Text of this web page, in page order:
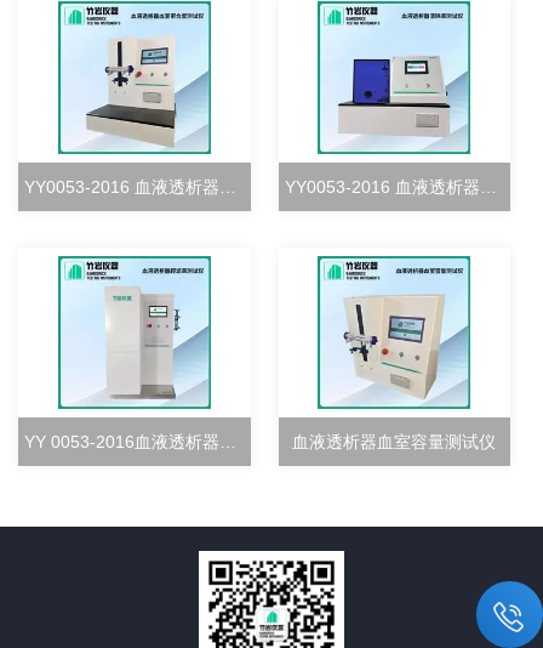
YY0053-2016 血液透析器血室密合度测试仪 YY0053-2016 血液透析器清除率测试仪
YY 0053-2016血液透析器超滤率测试仪 血液透析器血室容量测试仪